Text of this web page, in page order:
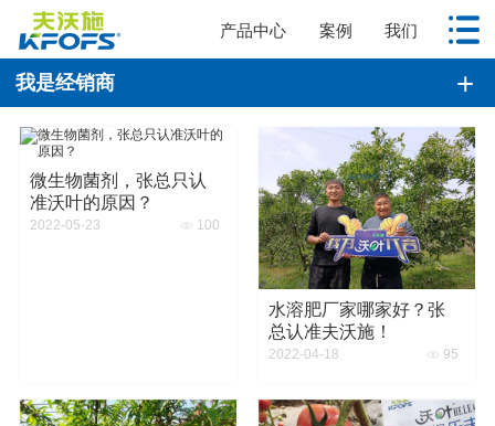
产品中心 案例 我们
我是经销商
微生物菌剂，张总只认
准沃叶的原因？
2022-05-23 100
水溶肥厂家哪家好？张
总认准夫沃施！
2022-04-18 95